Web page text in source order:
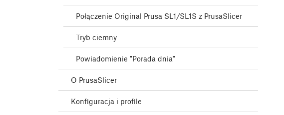
Połączenie Original Prusa SL1/SL1S z PrusaSlicer
Tryb ciemny
Powiadomienie "Porada dnia"
O PrusaSlicer
Konfiguracja i profile